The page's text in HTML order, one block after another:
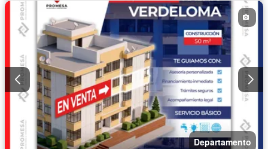
Departamento